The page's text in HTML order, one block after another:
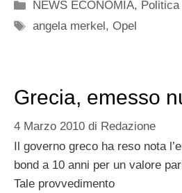
Categorie
NEWS ECONOMIA,
Tag
angela merkel ,Opel
Grecia, emesso
4 Marzo 2010 di Redazione
Il governo greco ha reso nota
bond a 10 anni per un valore
Tale provvedimento